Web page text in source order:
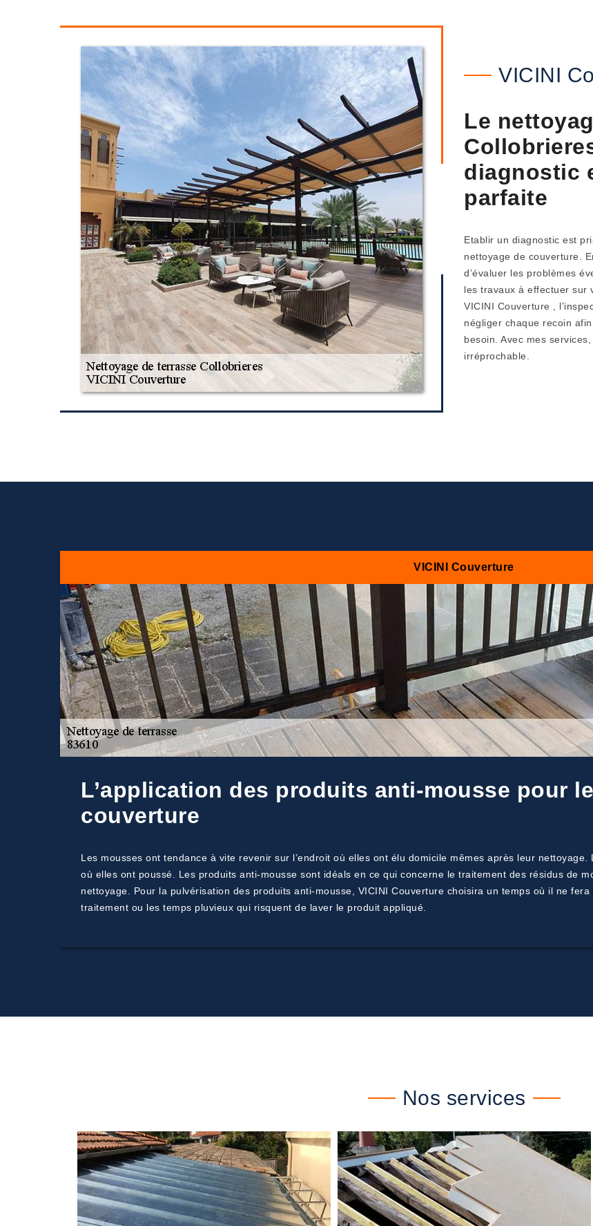
VICINI
Le
diagnostic
parfaite
Etablir un diagnostic est
nettoyage de couverture.
d’évaluer les problèmes
les travaux à effectuer sur
VICINI Couverture ,
négliger chaque recoin
besoin. Avec mes
irréprochable.
VICINI Couverture
L’application des produits anti-mousse pour
couverture
Les mousses ont tendance à vite revenir sur l’endroit où elles ont élu domicile mêmes après leur nettoyage.
où elles ont poussé. Les produits anti-mousse sont idéals en ce qui concerne le traitement des résidus de
nettoyage. Pour la pulvérisation des produits anti-mousse, VICINI Couverture choisira un temps où il ne
traitement ou les temps pluvieux qui risquent de laver le produit appliqué.
Nos services